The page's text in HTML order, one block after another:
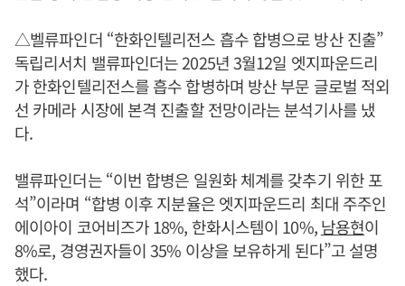
△벨류파인더 “한화인텔리전스 흡수 합병으로 방산 진출”
독립리서치 밸류파인더는 2025년 3월12일 엣지파운드리
가 한화인텔리전스를 흡수 합병하며 방산 부문 글로벌 적외
선 카메라 시장에 본격 진출할 전망이라는 분석기사를 냈
다.
밸류파인더는 “이번 합병은 일원화 체계를 갖추기 위한 포
석”이라며 “합병 이후 지분율은 엣지파운드리 최대 주주인
에이아이 코어비즈가 18%, 한화시스템이 10%,남용현이
8%로, 경영권자들이 35% 이상을 보유하게 된다”고 설명
했다.